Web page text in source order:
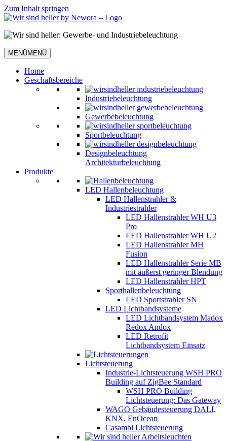
Zum Inhalt springen
MENÜMENÜ
Home
Geschäftsbereiche
Industriebeleuchtung
Gewerbebeleuchtung
Sportbeleuchtung
Designbeleuchtung
Architekturbeleuchtung
Produkte
LED Hallenbeleuchtung
LED Hallenstrahler &
Industriestrahler
LED Hallenstrahler WH U3
Pro
LED Hallenstrahler WH U2
LED Hallenstrahler MH
Fusion
LED Hallenstrahler Serie MB
mit äußerst geringer Blendung
LED Hallenstrahler HPT
Sporthallenbeleuchtung
LED Sportstrahler SN
LED Lichtbandsysteme
LED Lichtbandsystem Madox
Redox Andox
LED Retrofit
Lichtbandsystem Einsatz
Lichtsteuerung
Industrie-Lichtsteuerung WSH PRO
Building auf ZigBee Standard
WSH PRO Building
Lichtsteuerung: Das Gateway
WAGO Gebäudesteuerung DALI,
KNX, EnOcean
Casambi Lichtsteuerung